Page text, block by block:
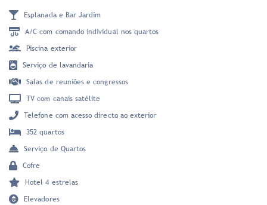
Esplanada e Bar Jardim
A/C com comando individual nos quartos
Piscina exterior
Serviço de lavandaria
Salas de reuniões e congressos
TV com canais satélite
Telefone com acesso directo ao exterior
352 quartos
Serviço de Quartos
Cofre
Hotel 4 estrelas
Elevadores